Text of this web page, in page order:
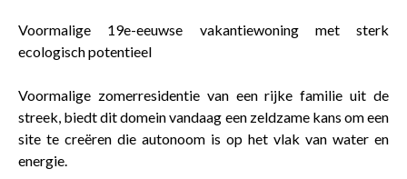
Voormalige 19e-eeuwse vakantiewoning met sterk
ecologisch potentieel
Voormalige zomerresidentie van een rijke familie uit de
streek, biedt dit domein vandaag een zeldzame kans om een
site te creëren die autonoom is op het vlak van water en
energie.